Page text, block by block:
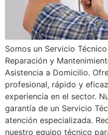
Somos un Servicio
Reparación y
Asistencia a Domicilio.
profesional, rápido y
experiencia en el sector.
garantía de un Servicio
atención especializada.
nuestro equipo técnico